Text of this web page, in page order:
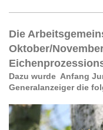
Die
Oktober/
Dazu wurde Anfang
Generalanzeiger die